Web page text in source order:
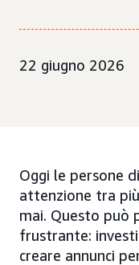
22 giugno 2026
Oggi le persone
attenzione tra
mai. Questo può
frustrante:
creare annunci